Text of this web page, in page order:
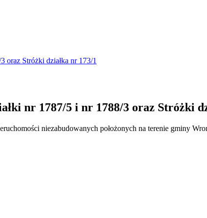
oraz Stróżki działka nr 173/1
nr 1787/5 i nr 1788/3 oraz Stróżki
niezabudowanych położonych na terenie gminy